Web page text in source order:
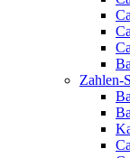
Zahlen-